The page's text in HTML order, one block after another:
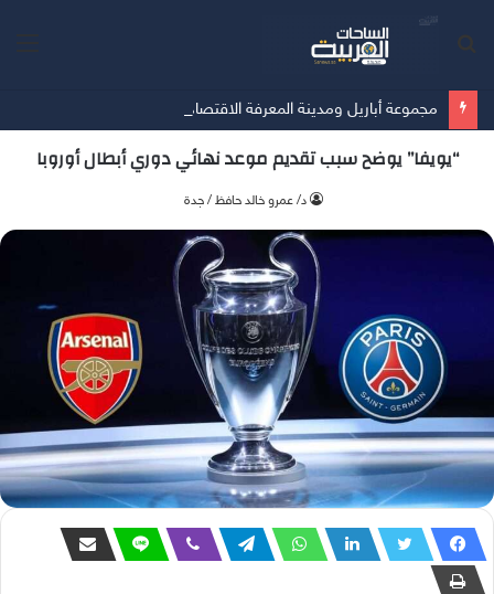
“يويفا” يوضح سبب تقديم موعد نهائي دوري أبطال أوروبا
د/ عمرو خالد حافظ / جدة